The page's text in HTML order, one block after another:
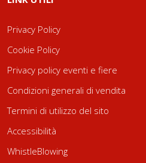
Privacy Policy
Cookie Policy
Privacy policy eventi e fiere
Condizioni generali di vendita
Termini di utilizzo del sito
Accessibilità
WhistleBlowing